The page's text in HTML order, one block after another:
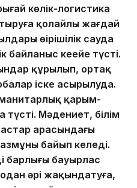
көлік-логистика
қолайлы жағдай
өңірішілік сауда
байланыс кеңейе түсті.
құрылып, ортақ
іске асырылуда.
қарым-
Мәдениет, білім
арасындағы
байып келеді.
барлығы бауырлас
әрі жақындатуға,